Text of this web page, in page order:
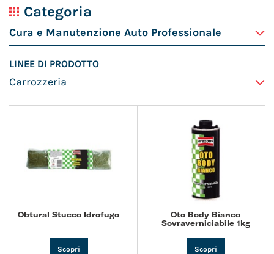
Categoria
LINEE DI PRODOTTO
Obtural Stucco Idrofugo
Scopri
Oto Body Bianco
Sovraverniciabile 1kg
Scopri